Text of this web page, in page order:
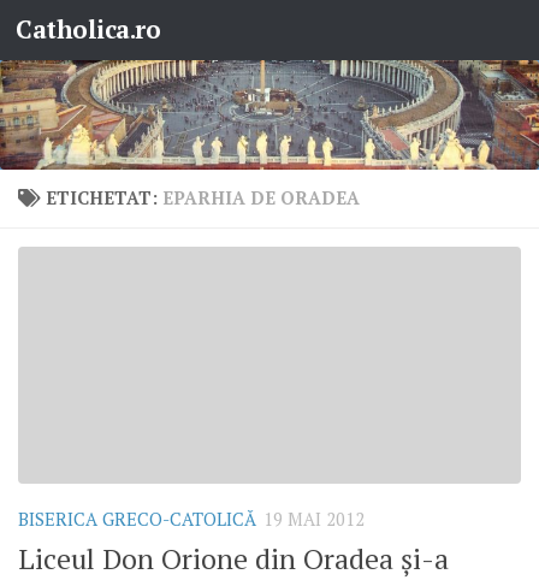
Skip to content
Catholica.ro
ETICHETAT: EPARHIA DE ORADEA
BISERICA GRECO-CATOLICĂ 19 MAI 2012
Liceul Don Orione din Oradea şi-a